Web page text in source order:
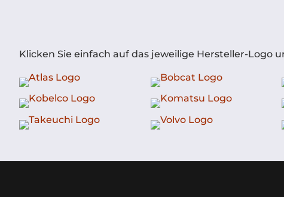
Klicken Sie einfach auf das jeweilige Hersteller-Logo